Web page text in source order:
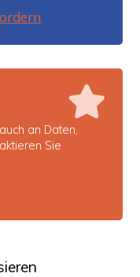
an Daten,
Sie